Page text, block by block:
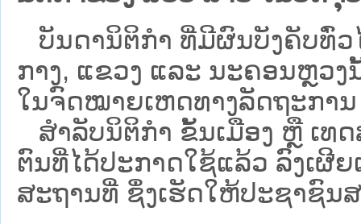
ບັນດານິຕິກໍາ ທີ່ມີຜົນບັງຄັບທົ່
ກາງ, ແຂວງ ແລະ ນະຄອນຫຼວ
ໃນຈົດໝາຍເຫດທາງລັດຖະການ
ສຳລັບນິ​ຕິ​ກຳ ຂັ້ນເມືອງ ຫຼື ເທ
ຕົນທີ່ໄດ້ປະກາດໃຊ້ແລ້ວ ລົງ​ເຜີ
ສະຖານທີ່ ຊຶ່ງເຮັດໃຫ້ປະຊາຊົນສ